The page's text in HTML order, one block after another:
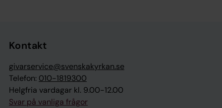
Kontakt
givarservice@svenskakyrkan.se
Telefon: 010-1819300
Helgfria vardagar kl. 9.00-12.00
Svar på vanliga frågor